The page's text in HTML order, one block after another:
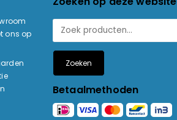
ons op
Zoeken
Betaalmethoden